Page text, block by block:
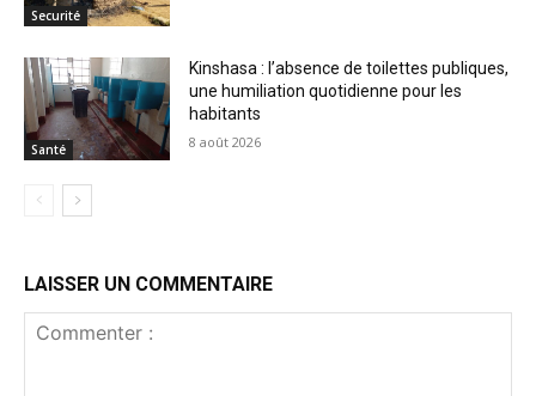
Securité
Santé
Kinshasa : l’absence de toilettes publiques,
une humiliation quotidienne pour les
habitants
8 août 2026
LAISSER UN COMMENTAIRE